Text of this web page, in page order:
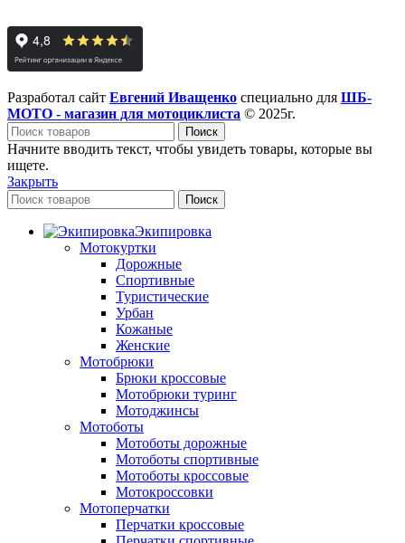
Разработал сайт Евгений Иващенко специально для ШБ-
МОТО - магазин для мотоциклиста © 2025г.
Поиск
Начните вводить текст, чтобы увидеть товары, которые вы
ищете.
Закрыть
Поиск
Экипировка
Мотокуртки
Дорожные
Спортивные
Туристические
Урбан
Кожаные
Женские
Мотобрюки
Брюки кроссовые
Мотобрюки туринг
Мотоджинсы
Мотоботы
Мотоботы дорожные
Мотоботы спортивные
Мотоботы кроссовые
Мотокроссовки
Мотоперчатки
Перчатки кроссовые